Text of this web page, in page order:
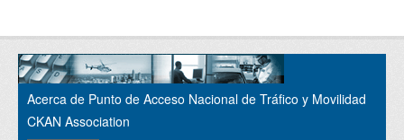
Acerca de Punto de Acceso Nacional de Tráfico y Movilidad
CKAN Association